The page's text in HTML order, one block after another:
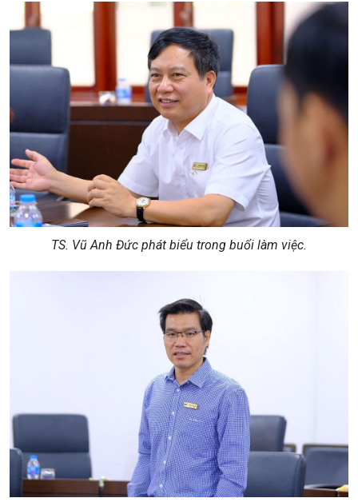
TS. Vũ Anh Đức phát biểu trong buổi làm việc.